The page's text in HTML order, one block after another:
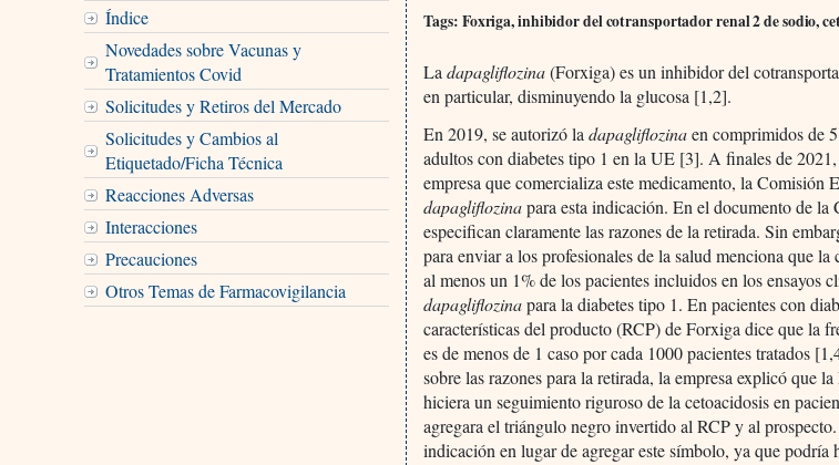
Índice
Novedades sobre Vacunas y
Tratamientos Covid
Solicitudes y Retiros del Mercado
Solicitudes y Cambios al
Etiquetado/Ficha Técnica
Reacciones Adversas
Interacciones
Precauciones
Otros Temas de Farmacovigilancia
Tags: Foxriga, inhibidor del cotransportador renal 2 de sodio,
Ladapagliflozina(Forxiga) es un inhibidor del
en particular, disminuyendo la glucosa [1,2].
En 2019, se autorizó ladapagliflozinaen comprimidos de
adultos con diabetes tipo 1 en la UE [3]. A finales de
empresa que comercializa este medicamento, la Comisión
dapagliflozinapara esta indicación. En el documento de la
especifican claramente las razones de la retirada. Sin
para enviar a los profesionales de la salud menciona que
al menos un 1% de los pacientes incluidos en los ensayos
dapagliflozinapara la diabetes tipo 1. En pacientes con
características del producto (RCP) de Forxiga dice que la
es de menos de 1 caso por cada 1000 pacientes tratados
sobre las razones para la retirada, la empresa explicó que
hiciera un seguimiento riguroso de la cetoacidosis en
agregara el triángulo negro invertido al RCP y al
indicación en lugar de agregar este símbolo, ya que